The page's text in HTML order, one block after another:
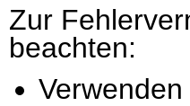
Zur
beachten: